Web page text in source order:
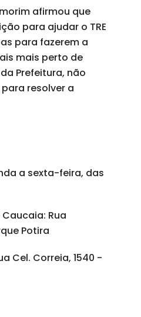
afirmou que
para ajudar o TRE
para fazerem a
mais perto de
Prefeitura, não
resolver a
a sexta-feira, das
Rua
Potira
Cel. Correia, 1540 -